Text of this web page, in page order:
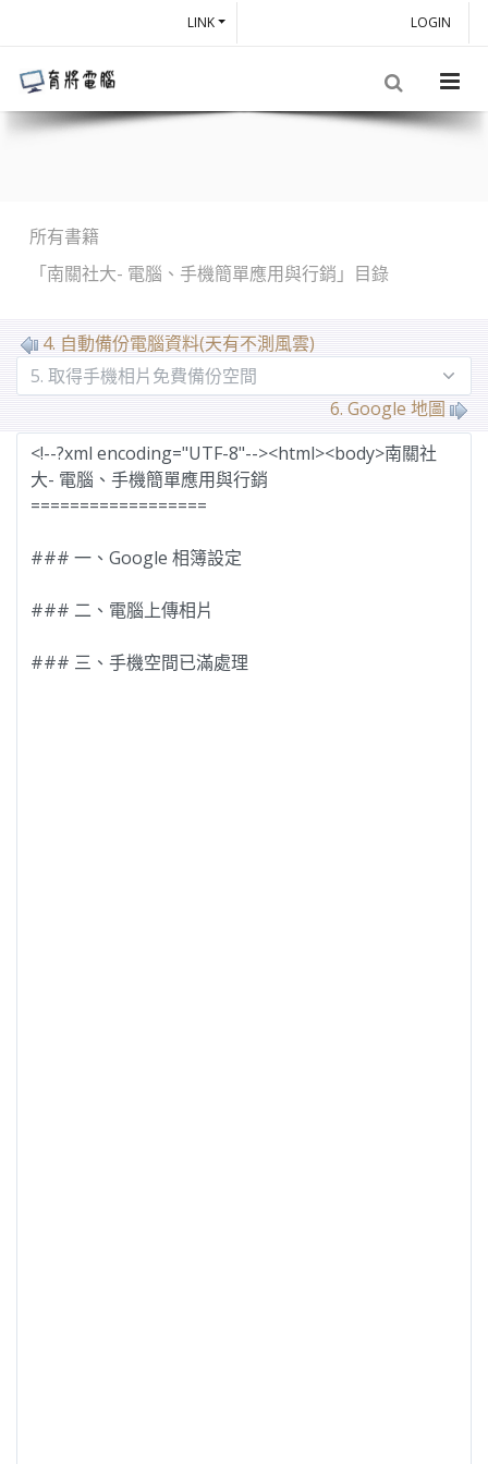
LOGIN
LINK
所有書籍
「南關社大- 電腦、手機簡單應用與行銷」目錄
MarkDown
4. 自動備份電腦資料(天有不測風雲)
6. Google 地圖